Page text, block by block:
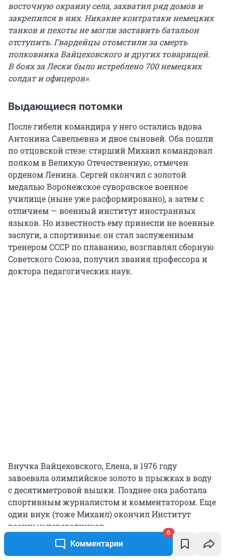
Комментарии
0
восточную окраину села, захватил ряд домов и
закрепился в них. Никакие контратаки немецких
танков и пехоты не могли заставить батальон
отступить. Гвардейцы отомстили за смерть
полковника Вайцеховского и других товарищей.
В боях за Лески было истреблено 700 немецких
солдат и офицеров».
Выдающиеся потомки
После гибели командира у него остались вдова
Антонина Савельевна и двое сыновей. Оба пошли
по отцовской стезе: старший Михаил командовал
полком в Великую Отечественную, отмечен
орденом Ленина. Сергей окончил с золотой
медалью Воронежское суворовское военное
училище (ныне уже расформировано), а затем с
отличием — военный институт иностранных
языков. Но известность ему принесли не военные
заслуги, а спортивные: он стал заслуженным
тренером СССР по плаванию, возглавлял сборную
Советского Союза, получил звания профессора и
доктора педагогических наук.
Внучка Вайцеховского, Елена, в 1976 году
завоевала олимпийское золото в прыжках в воду
с десятиметровой вышки. Позднее она работала
спортивным журналистом и комментатором. Еще
один внук (тоже Михаил) окончил Институт
военных переводчиков.